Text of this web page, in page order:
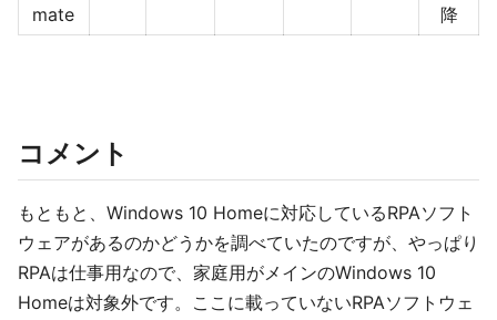
mate
降
コメント
もともと、Windows 10 Homeに対応しているRPAソフト
ウェアがあるのかどうかを調べていたのですが、やっぱり
RPAは仕事用なので、家庭用がメインのWindows 10
Homeは対象外です。ここに載っていないRPAソフトウェ